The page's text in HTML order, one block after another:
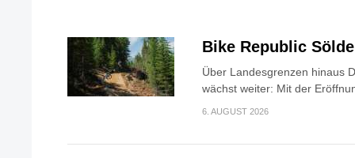
Bike Republic
Über Landesgrenzen hinaus
wächst weiter: Mit der
6. AUGUST 2026